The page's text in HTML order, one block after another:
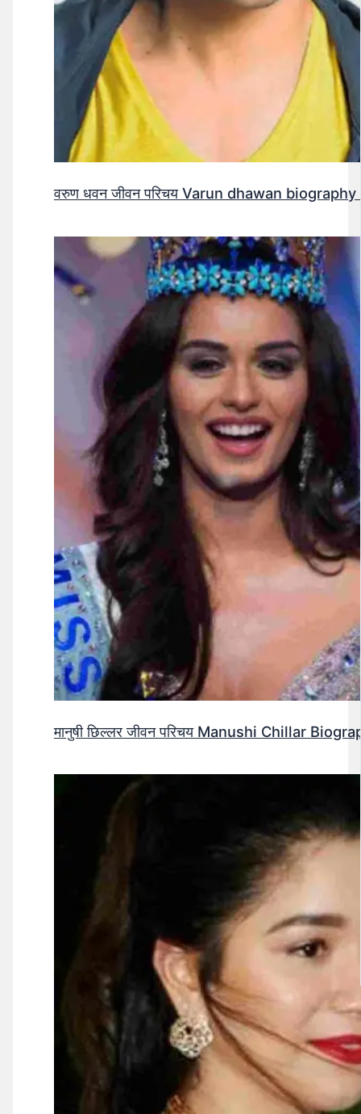
वरुण धवन जीवन परिचय Varun dhawan
मानुषी छिल्लर जीवन परिचय Manushi Chillar